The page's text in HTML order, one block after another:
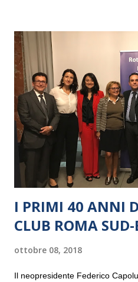
I PRIMI 40 ANNI
CLUB ROMA SUD-
ottobre 08, 2018
Il neopresidente Federico